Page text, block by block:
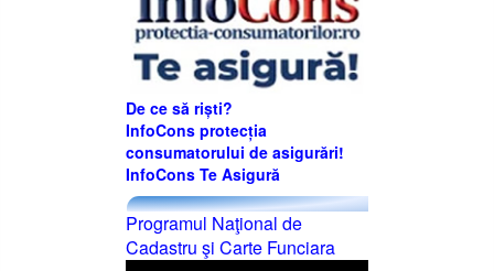
De ce să riști?
InfoCons protecția
consumatorului de asigurări!
InfoCons Te Asigură
Programul Naţional de
Cadastru şi Carte Funciara